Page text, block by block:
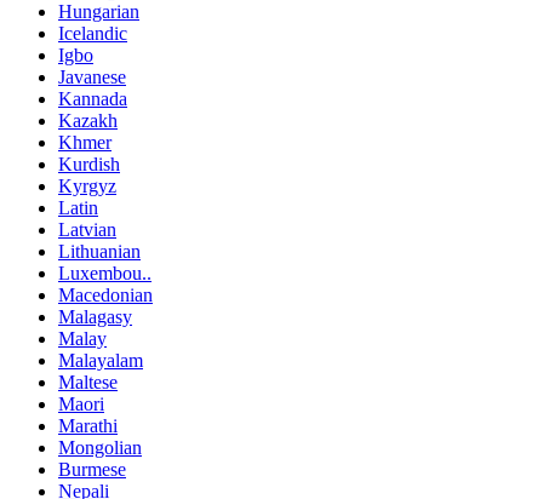
Hungarian
Icelandic
Igbo
Javanese
Kannada
Kazakh
Khmer
Kurdish
Kyrgyz
Latin
Latvian
Lithuanian
Luxembou..
Macedonian
Malagasy
Malay
Malayalam
Maltese
Maori
Marathi
Mongolian
Burmese
Nepali